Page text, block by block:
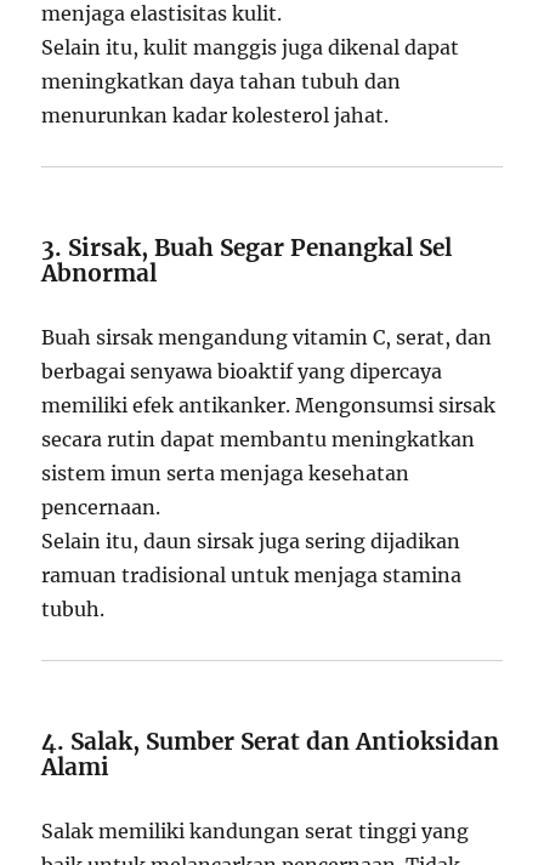
menjaga elastisitas kulit.
Selain itu, kulit manggis juga dikenal dapat
meningkatkan daya tahan tubuh dan
menurunkan kadar kolesterol jahat.
3. Sirsak, Buah Segar Penangkal Sel
Abnormal
Buah sirsak mengandung vitamin C, serat, dan
berbagai senyawa bioaktif yang dipercaya
memiliki efek antikanker. Mengonsumsi sirsak
secara rutin dapat membantu meningkatkan
sistem imun serta menjaga kesehatan
pencernaan.
Selain itu, daun sirsak juga sering dijadikan
ramuan tradisional untuk menjaga stamina
tubuh.
4. Salak, Sumber Serat dan Antioksidan
Alami
Salak memiliki kandungan serat tinggi yang